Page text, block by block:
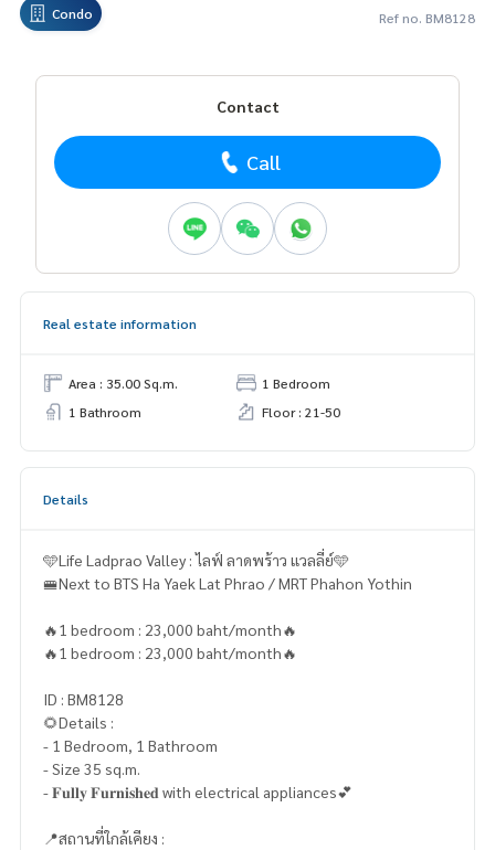
Condo Ref no. BM8128
Contact
Call
Real estate information
Area : 35.00 Sq.m.
1 Bedroom
1 Bathroom
Floor : 21-50
Details
🩵Life Ladprao Valley : ไลฟ์ ลาดพร้าว แวลลี่ย์🩵
🚝Next to BTS Ha Yaek Lat Phrao / MRT Phahon Yothin
🔥1 bedroom : 23,000 baht/month🔥
🔥1 bedroom : 23,000 baht/month🔥
ID : BM8128
🌻Details :
- 1 Bedroom, 1 Bathroom
- Size 35 sq.m.
- 𝐅𝐮𝐥𝐥𝐲 𝐅𝐮𝐫𝐧𝐢𝐬𝐡𝐞𝐝 with electrical appliances💕
📍สถานที่ใกล้เคียง :